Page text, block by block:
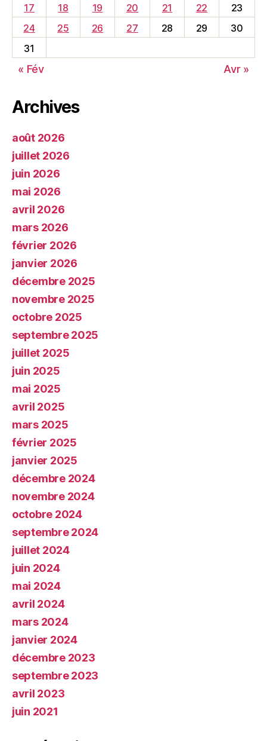
17
18 19 20 21 22
23
24
25 26 27 28 29
30
31
« Fév Avr »
Archives
août 2026
juillet 2026
juin 2026
mai 2026
avril 2026
mars 2026
février 2026
janvier 2026
décembre 2025
novembre 2025
octobre 2025
septembre 2025
juillet 2025
juin 2025
mai 2025
avril 2025
mars 2025
février 2025
janvier 2025
décembre 2024
novembre 2024
octobre 2024
septembre 2024
juillet 2024
juin 2024
mai 2024
avril 2024
mars 2024
janvier 2024
décembre 2023
septembre 2023
avril 2023
juin 2021